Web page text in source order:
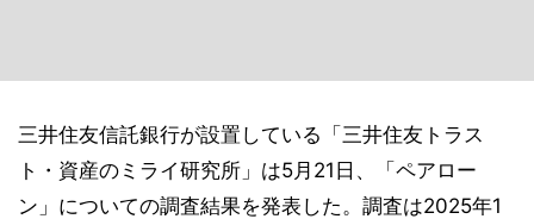
三井住友信託銀行が設置している「三井住友トラス
ト・資産のミライ研究所」は5月21日、「ペアロー
ン」についての調査結果を発表した。調査は2025年1